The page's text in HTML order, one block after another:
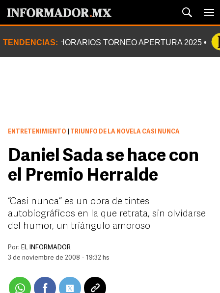
TENDENCIAS: HORARIOS TORNEO APERTURA 2025
ENTRETENIMIENTO TRIUNFO DE LA NOVELA CASI NUNCA
Daniel Sada se hace con
el Premio Herralde
“Casi nunca” es un obra de tintes
autobiográficos en la que retrata, sin olvidarse
del humor, un triángulo amoroso
Por: EL INFORMADOR
3 de noviembre de 2008 - 19:32 hs